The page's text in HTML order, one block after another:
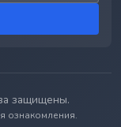
защищены.
ознакомления.